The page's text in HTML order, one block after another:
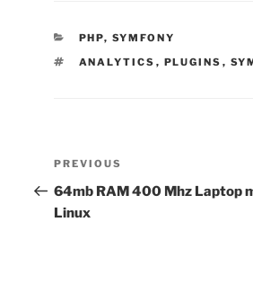
CATEGORIES
PHP, SYMFONY
TAGS
ANALYTICS , PLUGINS ,
Post
navigation
Previous
Post
PREVIOUS
64mb RAM 400 Mhz Laptop
Linux